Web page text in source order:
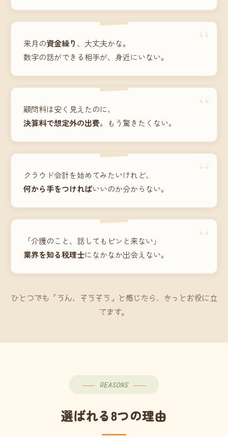
“
来月の資金繰り 、大丈夫かな。
数字の話ができる相手が、身近にいない。
“
顧問料は安く見えたのに、
決算料で想定外の出費。もう驚きたくない。
“
クラウド会計を始めてみたいけれど、
何から手をつければいいのか分からない。
“
「介護のこと、話してもピンと来ない」
業界を知る税理士になかなか出会えない。
ひとつでも「うん、そうそう」と感じたら、きっとお役に立
てます。
REASONS
選ばれる8つの理由